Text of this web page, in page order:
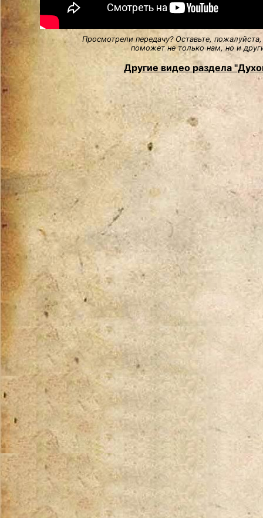
Просмотрели передачу? Оставьте,
поможет не только нам, но и
Другие видео раздела